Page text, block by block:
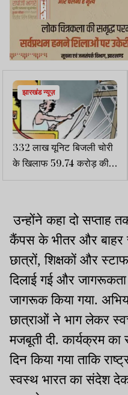
झारखंड न्यूज़
332 लाख यूनिट बिजली चोरी
के खिलाफ 59.74 करोड़ की
रिकवरी
उन्होंने कहा दो सप्ताह
कैंपस के भीतर और बाहर
छात्रों, शिक्षकों और
दिलाई गई और
जागरूक किया गया.
छात्राओं ने भाग लेकर
मजबूती दी. कार्यक्रम
दिन किया गया ताकि
स्वस्थ भारत का संदेश